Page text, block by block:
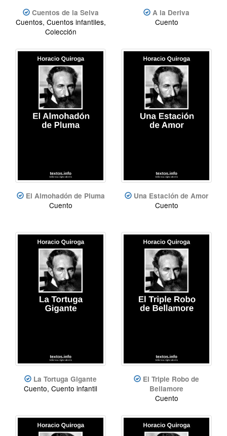
Cuentos de la Selva
Cuentos, Cuentos infantiles,
Colección
A la Deriva
Cuento
El Almohadón de Pluma
Cuento
Una Estación de Amor
Cuento
La Tortuga Gigante
Cuento, Cuento infantil
El Triple Robo de
Bellamore
Cuento